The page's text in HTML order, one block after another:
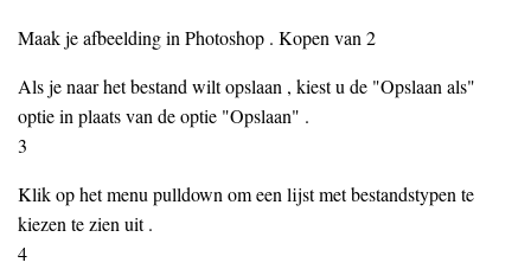
Maak je afbeelding in Photoshop . Kopen van 2
Als je naar het bestand wilt opslaan , kiest u de "Opslaan als"
optie in plaats van de optie "Opslaan" .
3
Klik op het menu pulldown om een lijst met bestandstypen te
kiezen te zien uit .
4